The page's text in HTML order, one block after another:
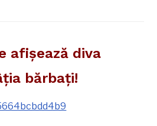
afişează diva
bărbaţi!